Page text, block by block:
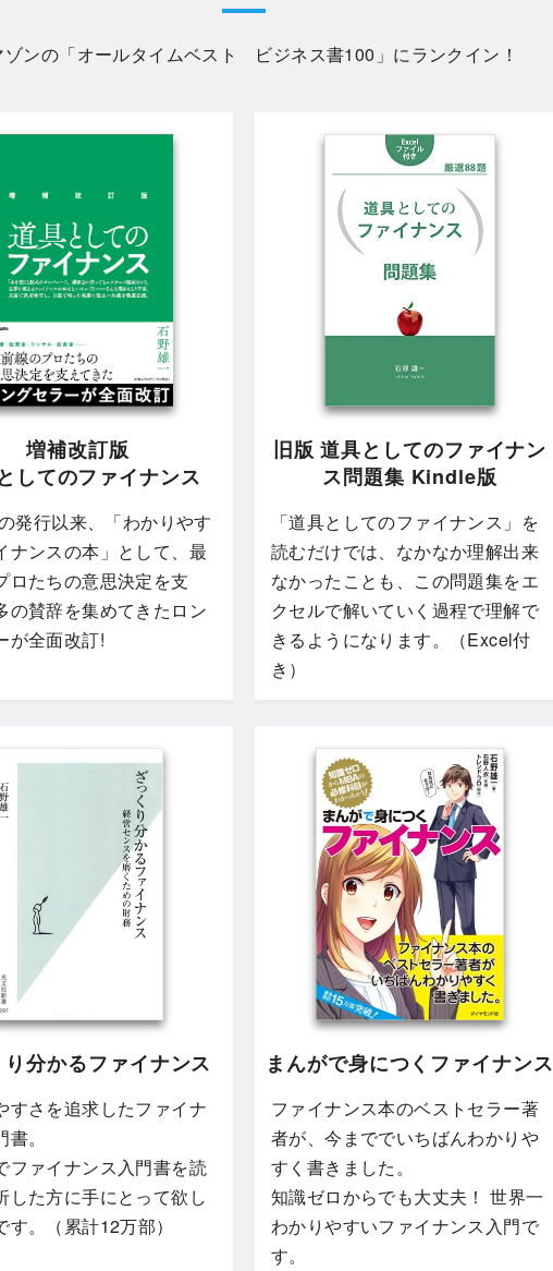
ンの「オールタイムベスト ビジネス書100 」にランクイン！
増補改訂版
してのファイナンス
発行以来、「わかりやす
ナンスの本」として、最
ロたちの意思決定を支
の賛辞を集めてきたロン
が全面改訂!
旧版 道具としてのファイナン
ス問題集 Kindle版
「道具としてのファイナンス」を
読むだけでは、なかなか理解出来
なかったことも、この問題集をエ
クセルで解いていく過程で理解で
きるようになります。（Excel付
き）
分かるファイナンス
すさを追求したファイナ
。
ファイナンス入門書を読
した方に手にとって欲し
す。（累計12万部）
まんがで身につくファイナンス
ファイナンス本のベストセラー著
者が、今まででいちばんわかりや
すく書きました。
知識ゼロからでも大丈夫！ 世界一
わかりやすいファイナンス入門で
す。